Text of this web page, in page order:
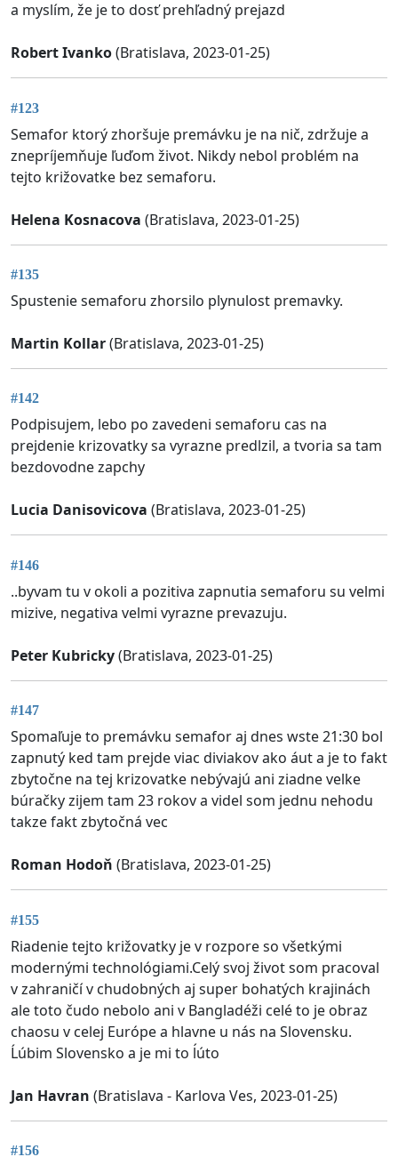
a myslím, že je to dosť prehľadný prejazd
Robert Ivanko(Bratislava, 2023-01-25)
#123
Semafor ktorý zhoršuje premávku je na nič, zdržuje a
znepríjemňuje ľuďom život. Nikdy nebol problém na
tejto križovatke bez semaforu.
Helena Kosnacova (Bratislava, 2023-01-25)
#135
Spustenie semaforu zhorsilo plynulost premavky.
Martin Kollar(Bratislava, 2023-01-25)
#142
Podpisujem, lebo po zavedeni semaforu cas na
prejdenie krizovatky sa vyrazne predlzil, a tvoria sa tam
bezdovodne zapchy
Lucia Danisovicova (Bratislava, 2023-01-25)
#146
..byvam tu v okoli a pozitiva zapnutia semaforu su velmi
mizive, negativa velmi vyrazne prevazuju.
Peter Kubricky(Bratislava, 2023-01-25)
#147
Spomaľuje to premávku semafor aj dnes wste 21:30 bol
zapnutý ked tam prejde viac diviakov ako áut a je to fakt
zbytočne na tej krizovatke nebývajú ani ziadne velke
búračky zijem tam 23 rokov a videl som jednu nehodu
takze fakt zbytočná vec
Roman Hodoň (Bratislava, 2023-01-25)
#155
Riadenie tejto križovatky je v rozpore so všetkými
modernými technológiami.Celý svoj život som pracoval
v zahraničí v chudobných aj super bohatých krajinách
ale toto čudo nebolo ani v Bangladéži celé to je obraz
chaosu v celej Európe a hlavne u nás na Slovensku.
Ĺúbim Slovensko a je mi to ĺúto
Jan Havran (Bratislava - Karlova Ves, 2023-01-25)
#156